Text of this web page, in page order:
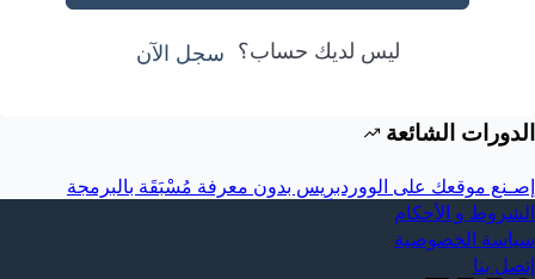
ليس لديك حساب؟ سجل الآن
الدورات الشائعة
إصـنع موقعك على الووردبرِيس بدون معرفة مُسْبَقَة بالبرمجة
الشروط و الأحكام
سياسة الخصوصية
إتصل بنا